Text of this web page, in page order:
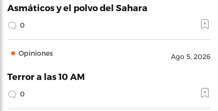
Asmáticos y el polvo del Sahara
0
Opiniones Ago 5, 2026
Terror a las 10 AM
0